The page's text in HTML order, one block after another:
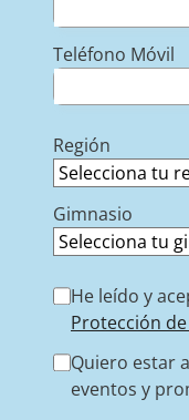
Teléfono Móvil
Región
Gimnasio
He leído y
Protección de
Quiero estar
eventos y